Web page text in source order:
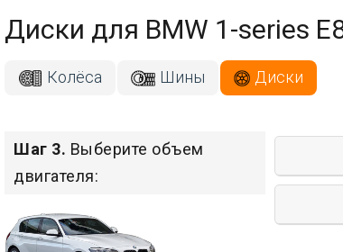
Диски для BMW 1-series
Колёса Шины Диски
Шаг 3. Выберите объем
двигателя: